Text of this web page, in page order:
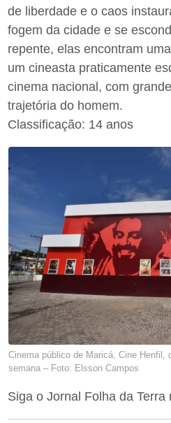
de liberdade e o caos
fogem da cidade e se
repente, elas encontram
um cineasta praticamente
cinema nacional, com
trajetória do homem.
Classificação: 14 anos
Cinema público de Maricá, Cine Henfil,
semana – Foto: Elsson Campos
Siga o Jornal Folha da Terra